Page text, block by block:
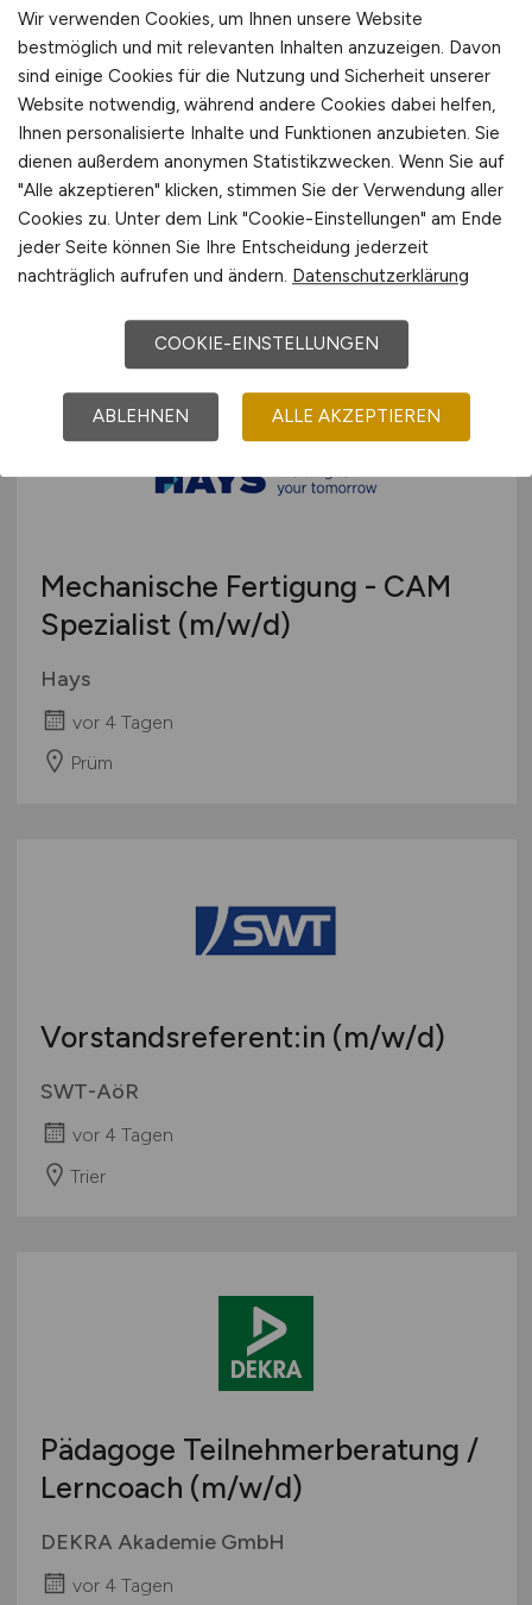
Qualitätsprüfer(m/w/d)
Hays
vor 4 Tagen
Mechanische Fertigung - CAM
Spezialist (m/w/d)
Hays
vor 4 Tagen
Prüm
Vorstandsreferent:in (m/w/d)
SWT-AöR
vor 4 Tagen
Trier
Pädagoge Teilnehmerberatung /
Lerncoach (m/w/d)
DEKRA Akademie GmbH
vor 4 Tagen
Wir verwenden Cookies, um Ihnen unsere Website
bestmöglich und mit relevanten Inhalten anzuzeigen. Davon
sind einige Cookies für die Nutzung und Sicherheit unserer
Website notwendig, während andere Cookies dabei helfen,
Ihnen personalisierte Inhalte und Funktionen anzubieten. Sie
dienen außerdem anonymen Statistikzwecken. Wenn Sie auf
"Alle akzeptieren" klicken, stimmen Sie der Verwendung aller
Cookies zu. Unter dem Link "Cookie-Einstellungen" am Ende
jeder Seite können Sie Ihre Entscheidung jederzeit
nachträglich aufrufen und ändern. Datenschutzerklärung
COOKIE-EINSTELLUNGEN
ABLEHNEN ALLE AKZEPTIEREN